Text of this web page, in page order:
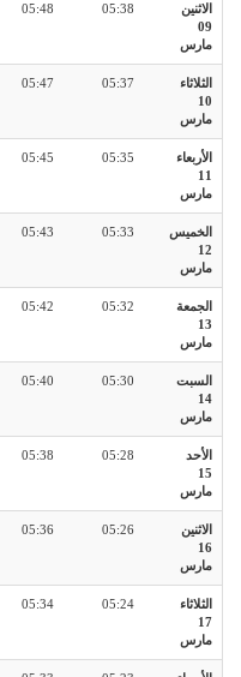
الاثنين
09
مارس
05:38
05:48
الثلاثاء
10
مارس
05:37
05:47
الأربعاء
11
مارس
05:35
05:45
الخميس
12
مارس
05:33
05:43
الجمعة
13
مارس
05:32
05:42
السبت
14
مارس
05:30
05:40
الأحد
15
مارس
05:28
05:38
الاثنين
16
مارس
05:26
05:36
الثلاثاء
17
مارس
05:24
05:34